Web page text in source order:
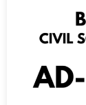
promjene
Više
https://bit.ly/